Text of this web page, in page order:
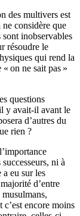
des multivers est
considère que
sont inobservables
résoudre le
qui rend la
on ne sait pas »
questions
y avait-il avant le
d’autres du
rien ?
ni à
eu sur les
d’entre
encore moins